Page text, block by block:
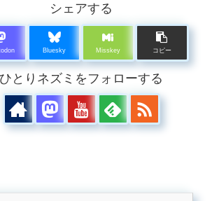
シェアする
Bluesky Misskey コピー
ひとりネズミをフォローする